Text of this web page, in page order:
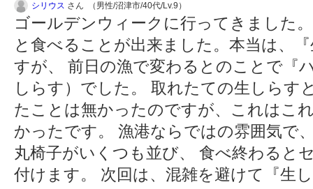
シリウス さん （男性/沼津市/40代/Lv.9）
ゴールデンウィークに行ってきました
と食べることが出来ました。本当は、
すが、 前日の漁で変わるとのことで『
しらす）でした。 取れたての生しらす
たことは無かったのですが、これはこ
かったです。 漁港ならではの雰囲気で
丸椅子がいくつも並び、 食べ終わると
付けます。 次回は、混雑を避けて『生